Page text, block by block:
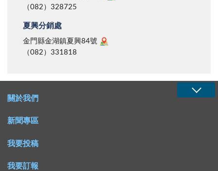
（082）328725
夏興分銷處
金門縣金湖鎮夏興84號
（082）331818
關於我們
新聞專區
我要投稿
我要訂報